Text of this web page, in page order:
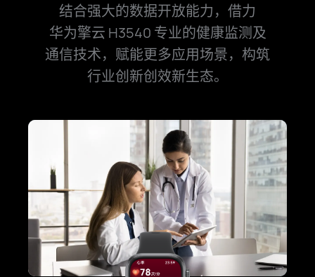
结合强大的数据开放能力，借力
华为擎云 H3540 专业的健康监测及
通信技术，赋能更多应用场景，构筑
行业创新创效新生⁠态。